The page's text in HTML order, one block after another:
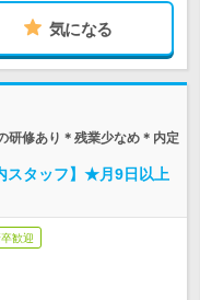
気になる
研修あり＊残業少なめ＊内定
スタッフ】★月9日以上
歓迎